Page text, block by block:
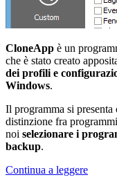
CloneApp è un
che è stato creato
dei profili e
Windows.
Il programma si
distinzione fra
noi selezionare i
backup.
Continua a leggereCome